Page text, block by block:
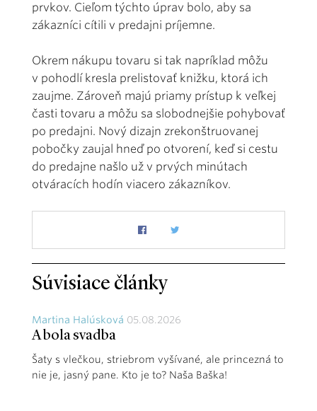
prvkov. Cieľom týchto úprav bolo, aby sa
zákazníci cítili v predajni príjemne.
Okrem nákupu tovaru si tak napríklad môžu
v pohodlí kresla prelistovať knižku, ktorá ich
zaujme. Zároveň majú priamy prístup k veľkej
časti tovaru a môžu sa slobodnejšie pohybovať
po predajni. Nový dizajn zrekonštruovanej
pobočky zaujal hneď po otvorení, keď si cestu
do predajne našlo už v prvých minútach
otváracích hodín viacero zákazníkov.
Súvisiace články
Martina Halúsková 05.08.2026
A bola svadba
Šaty s vlečkou, striebrom vyšívané, ale princezná to
nie je, jasný pane. Kto je to? Naša Baška!